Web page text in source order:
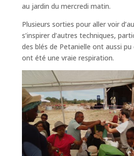
au jardin du mercredi matin.
Plusieurs sorties pour aller voir
s’inspirer d’autres techniques,
des blés de Petanielle ont aussi
ont été une vraie respiration.